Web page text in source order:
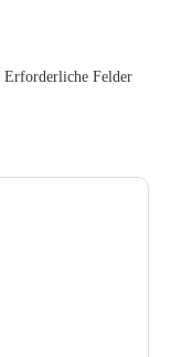
Erforderliche Felder